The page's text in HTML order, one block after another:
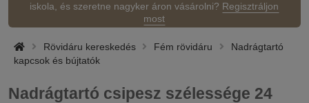
iskola, és szeretne nagyker áron vásárolni? Regisztráljon
most
Rövidáru kereskedés Fém rövidáru
Nadrágtartó
kapcsok és bújtatók
Nadrágtartó csipesz szélessége 24